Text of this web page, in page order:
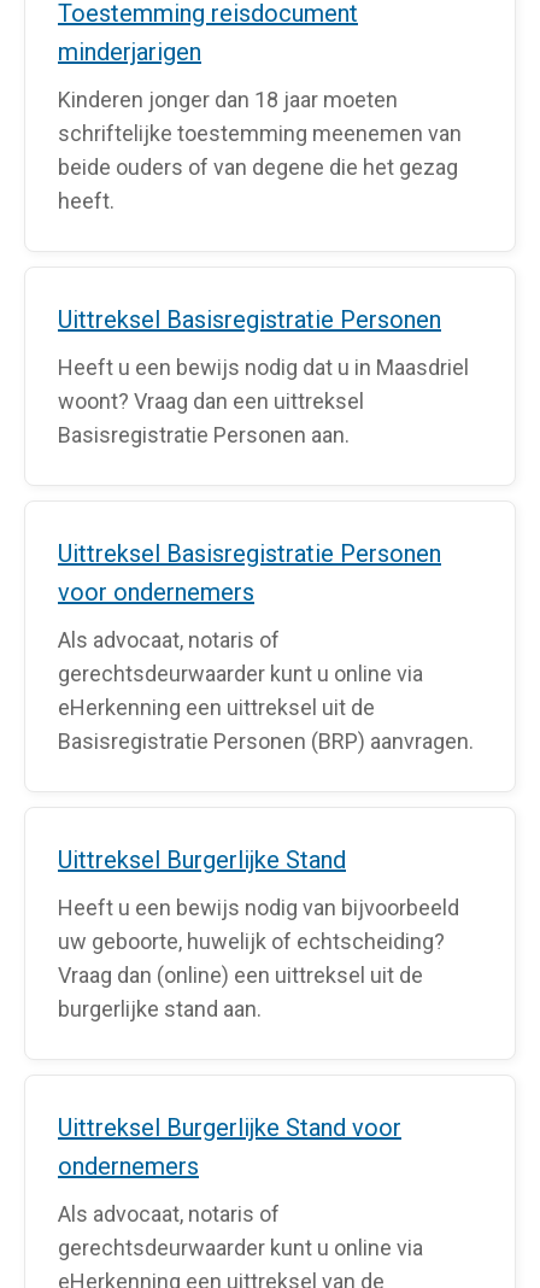
Toestemming reisdocument
minderjarigen
Kinderen jonger dan 18 jaar moeten
schriftelijke toestemming meenemen van
beide ouders of van degene die het gezag
heeft.
Uittreksel Basisregistratie Personen
Heeft u een bewijs nodig dat u in Maasdriel
woont? Vraag dan een uittreksel
Basisregistratie Personen aan.
Uittreksel Basisregistratie Personen
voor ondernemers
Als advocaat, notaris of
gerechtsdeurwaarder kunt u online via
eHerkenning een uittreksel uit de
Basisregistratie Personen (BRP) aanvragen.
Uittreksel Burgerlijke Stand
Heeft u een bewijs nodig van bijvoorbeeld
uw geboorte, huwelijk of echtscheiding?
Vraag dan (online) een uittreksel uit de
burgerlijke stand aan.
Uittreksel Burgerlijke Stand voor
ondernemers
Als advocaat, notaris of
gerechtsdeurwaarder kunt u online via
eHerkenning een uittreksel van de